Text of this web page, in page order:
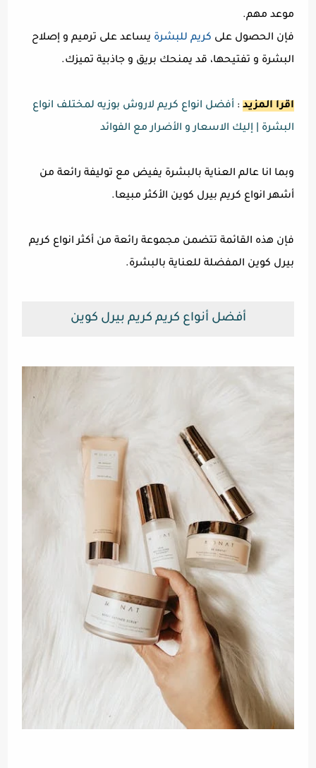
موعد مهم.
فإن الحصول على كريم للبشرة يساعد على ترميم و إصلاح
البشرة و تفتيحها، قد يمنحك بريق و جاذبية تميزك.
اقرا المزيد : أفضل انواع كريم لاروش بوزيه لمختلف انواع
البشرة | إليك الاسعار و الأضرار مع الفوائد
وبما انا عالم العناية بالبشرة يفيض مع توليفة رائعة من
أشهر انواع كريم بيرل كوين الأكثر مبيعا.
فإن هذه القائمة تتضمن مجموعة رائعة من أكثر انواع كريم
بيرل كوين المفضلة للعناية بالبشرة.
أفضل أنواع كريم كريم بيرل كوين